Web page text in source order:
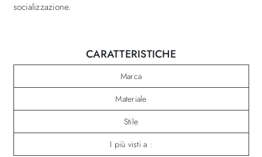
socializzazione.
CARATTERISTICHE
Marca
Materiale
Stile
I più visti a :